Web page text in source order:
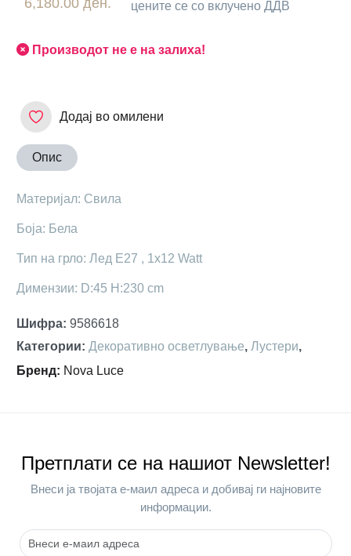
цените се со вклучено ДДВ
Производот не е на залиха!
Додај во омилени
Опис
Материјал: Свила
Боја: Бела
Тип на грло: Лед Е27 , 1x12 Watt
Димензии: D:45 H:230 cm
Шифра: 9586618
Категории: Декоративно осветлување, Лустери,
Бренд: Nova Luce
Претплати се на нашиот Newsletter!
Внеси ја твојата е-маил адреса и добивај ги најновите
информации.